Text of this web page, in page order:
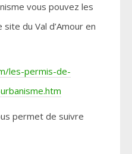
vous pouvez les
du Val d’Amour en
les-permis-de-
permet de suivre